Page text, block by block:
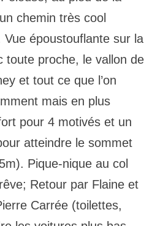
chemin très cool
Vue époustouflante sur la
toute proche, le vallon de
et tout ce que l’on
mais en plus
pour 4 motivés et un
atteindre le sommet
Pique-nique au col
Retour par Flaine et
Carrée (toilettes,